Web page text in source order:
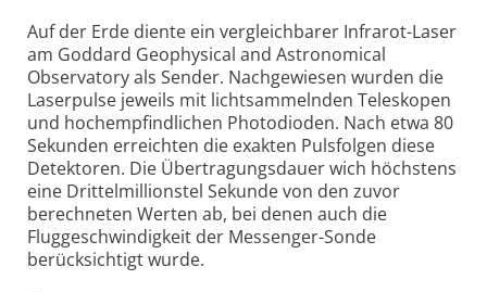
Auf der Erde diente ein vergleichbarer Infrarot-Laser
am Goddard Geophysical and Astronomical
Observatory als Sender. Nachgewiesen wurden die
Laserpulse jeweils mit lichtsammelnden Teleskopen
und hochempfindlichen Photodioden. Nach etwa 80
Sekunden erreichten die exakten Pulsfolgen diese
Detektoren. Die Übertragungsdauer wich höchstens
eine Drittelmillionstel Sekunde von den zuvor
berechneten Werten ab, bei denen auch die
Fluggeschwindigkeit der Messenger-Sonde
berücksichtigt wurde.